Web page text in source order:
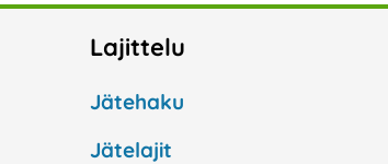
Lajittelu
Jätehaku
Jätelajit